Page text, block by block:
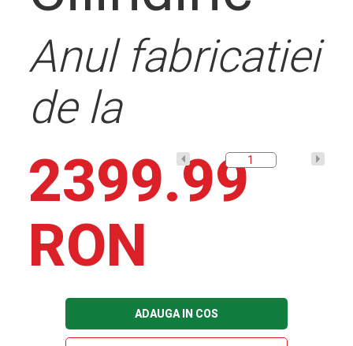
Contact
Anul fabricatiei
de la
2399.99
RON
ADAUGA IN COS